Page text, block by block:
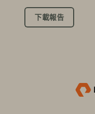
下載報告